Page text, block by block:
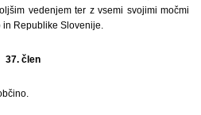
vedenjem ter z vsemi svojimi močmi
Republike Slovenije.
37. člen